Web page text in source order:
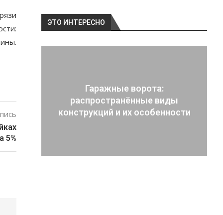
5%
ЭТО ИНТЕРЕСНО
Гаражные ворота:
распространённые виды
конструкций и их особенности